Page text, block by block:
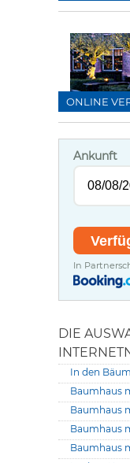
ONLINE
Ankunft
In
DIE
In den
Baumhaus
Baumhaus
Baumhaus
Baumhaus